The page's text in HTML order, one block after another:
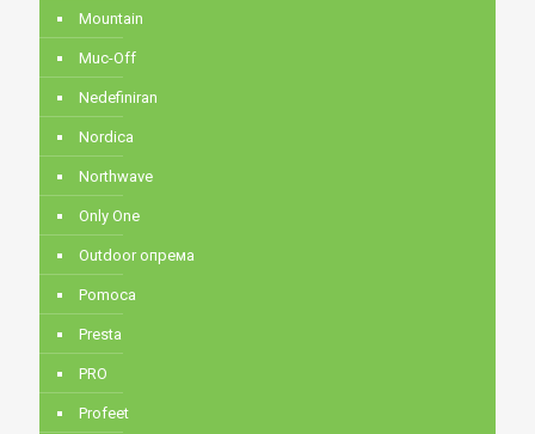
Mountain
Muc-Off
Nedefiniran
Nordica
Northwave
Only One
Outdoor опрема
Pomoca
Presta
PRO
Profeet